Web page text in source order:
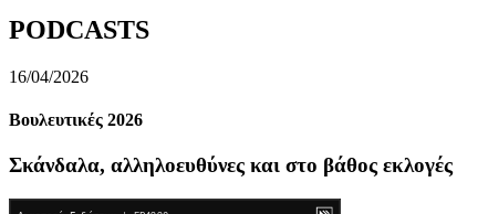
PODCASTS
16/04/2026
Βουλευτικές 2026
Σκάνδαλα, αλληλοευθύνες και στο βάθος εκλογές